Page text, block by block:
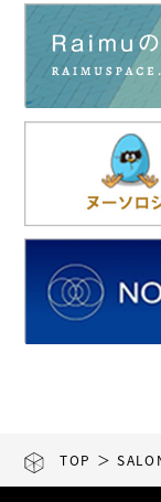
TOP ＞